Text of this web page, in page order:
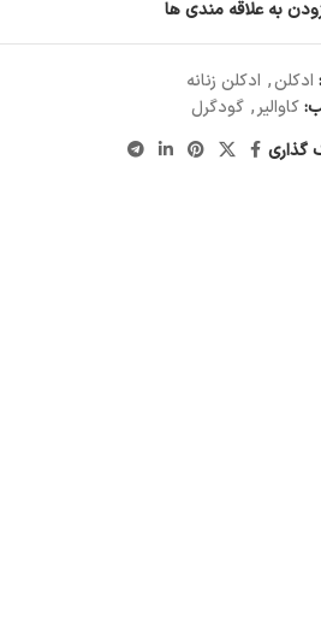
به علاقه مندی ها
ادکلن, ادکلن زنانه
کاوالیر, گودگرل
گذاری